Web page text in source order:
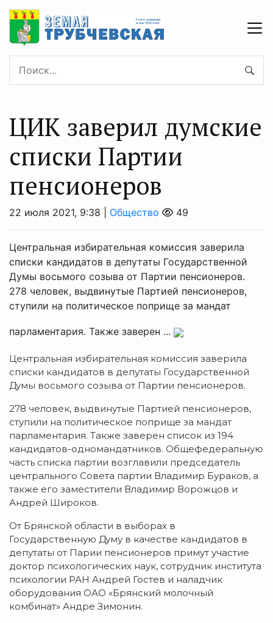
ЦИК заверил думские
списки Партии
пенсионеров
22 июля 2021, 9:38 | Общество 49
Центральная избирательная комиссия заверила
списки кандидатов в депутаты Государственной
Думы восьмого созыва от Партии пенсионеров.
278 человек, выдвинутые Партией пенсионеров,
ступили на политическое поприще за мандат
парламентария. Также заверен ...
Центральная избирательная комиссия заверила
списки кандидатов в депутаты Государственной
Думы восьмого созыва от Партии пенсионеров.
278 человек, выдвинутые Партией пенсионеров,
ступили на политическое поприще за мандат
парламентария. Также заверен список из 194
кандидатов-одномандатников. Общефедеральную
часть списка партии возглавили председатель
центрального Совета партии Владимир Бураков, а
также его заместители Владимир Ворожцов и
Андрей Широков.
От Брянской области в выборах в
Государственную Думу в качестве кандидатов в
депутаты от Парии пенсионеров примут участие
доктор психологических наук, сотрудник института
психологии РАН Андрей Гостев и наладчик
оборудования ОАО «Брянский молочный
комбинат» Андре Зимонин.